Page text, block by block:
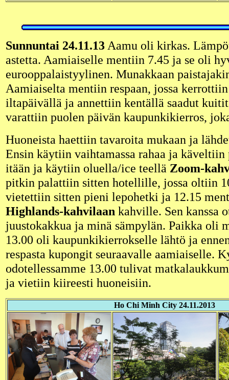
Sunnuntai 24.11.13Aamu oli kirkas.
astetta. Aamiaiselle mentiin 7.45 ja se oli
eurooppalaistyylinen. Munakkaan
Aamiaiselta mentiin respaan, jossa
iltapäivällä ja annettiin kentällä saadut
varattiin puolen päivän kaupunkikierros,
Huoneista haettiin tavaroita mukaan ja
Ensin käytiin vaihtamassa rahaa ja käveltiin
itään ja käytiin oluella/ice teellä Zoom-
pitkin palattiin sitten hotellille, jossa oltiin
vietettiin sitten pieni lepohetki ja 12.15
Highlands-kahvilaan kahville. Sen kanssa
juustokakkua ja minä sämpylän. Paikka oli
13.00 oli kaupunkikierrokselle lähtö ja
respasta kupongit seuraavalle aamiaiselle.
odotellessamme 13.00 tulivat
ja vietiin kiireesti huoneisiin.
Ho Chi Minh City 24.11.2013